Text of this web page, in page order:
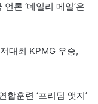
론 ‘데일리 메일’은
대회 KPMG 우승,
훈련 ‘프리덤 앳지’